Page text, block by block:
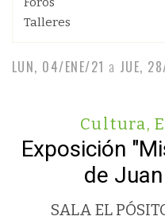
Talleres
LUN, 04/ENE/21 a JUE,
Cultura,
Exposición
de
SALA EL